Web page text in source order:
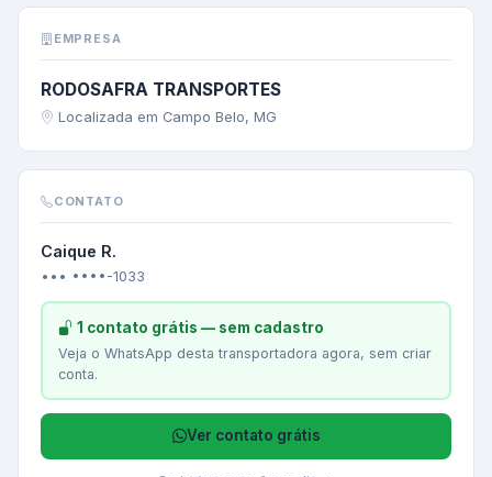
EMPRESA
RODOSAFRA TRANSPORTES
Localizada em Campo Belo, MG
CONTATO
Caique R.
••• ••••-1033
1 contato grátis — sem cadastro
Veja o WhatsApp desta transportadora agora, sem criar
conta.
Ver contato grátis